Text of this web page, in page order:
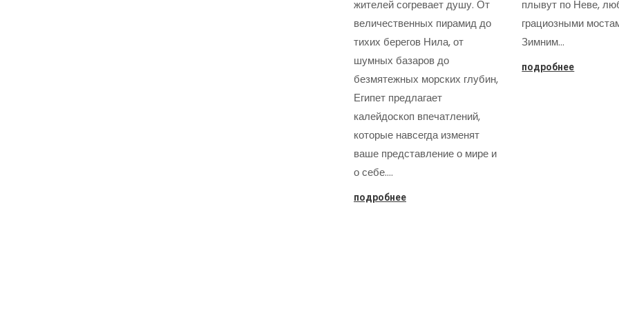
жителей согревает душу. От
величественных пирамид до
тихих берегов Нила, от
шумных базаров до
безмятежных морских глубин,
Египет предлагает
калейдоскоп впечатлений,
которые навсегда изменят
ваше представление о мире и
о себе.…
подробнее
плывут по Неве,
грациозными
Зимним…
подробнее